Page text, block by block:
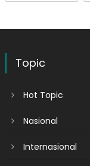
Topic
Hot Topic
Nasional
Internasional